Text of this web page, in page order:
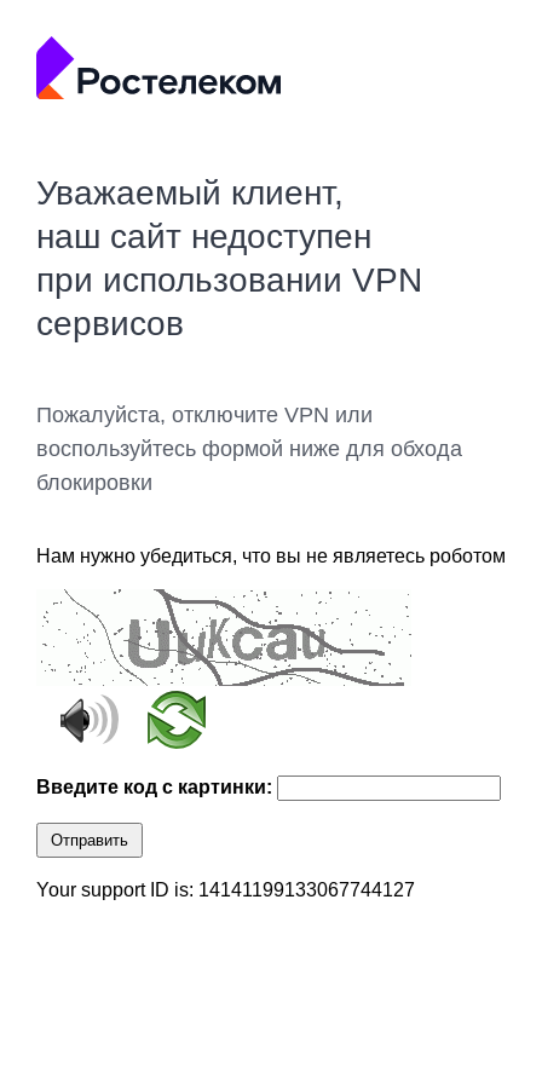
Уважаемый клиент,
наш сайт недоступен
при использовании VPN
сервисов
Пожалуйста, отключите VPN или
воспользуйтесь формой ниже для обхода
блокировки
Нам нужно убедиться, что вы не являетесь роботом
Введите код с картинки:
Отправить
Your support ID is: 14141199133067744127